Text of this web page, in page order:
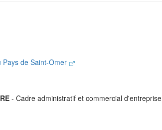
de Saint-Omer
- Cadre administratif et commercial d'entreprise